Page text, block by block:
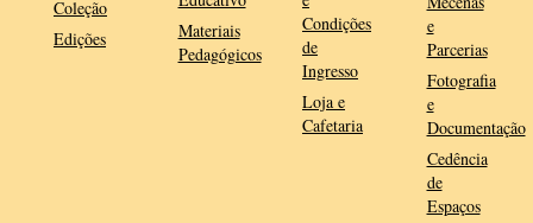
Coleção
Edições
Materiais
Pedagógicos
Condições
de
Ingresso
Loja e
Cafetaria
e
Parcerias
Fotografia
e
Documentação
Cedência
de
Espaços